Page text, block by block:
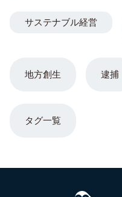
地方創生 逮捕
サステナブル経営
タグ一覧